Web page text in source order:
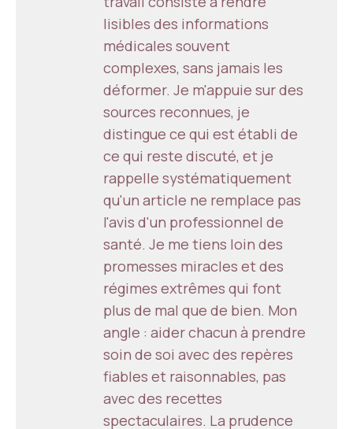
lisibles des informations
médicales souvent
complexes, sans jamais les
déformer. Je m'appuie sur des
sources reconnues, je
distingue ce qui est établi de
ce qui reste discuté, et je
rappelle systématiquement
qu'un article ne remplace pas
l'avis d'un professionnel de
santé. Je me tiens loin des
promesses miracles et des
régimes extrêmes qui font
plus de mal que de bien. Mon
angle : aider chacun à prendre
soin de soi avec des repères
fiables et raisonnables, pas
avec des recettes
spectaculaires. La prudence